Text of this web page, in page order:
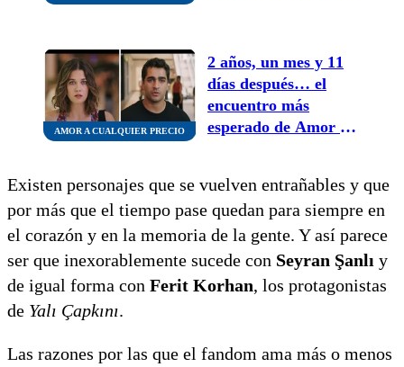
AMOR A CUALQUIER PRECIO
2 años, un mes y 11
días después… el
encuentro más
esperado de Amor a
Existen personajes que se vuelven entrañables y que
por más que el tiempo pase quedan para siempre en
el corazón y en la memoria de la gente. Y así parece
ser que inexorablemente sucede con Seyran Şanlı y
de igual forma con Ferit Korhan, los protagonistas
de Yalı Çapkını.
Las razones por las que el fandom ama más o menos